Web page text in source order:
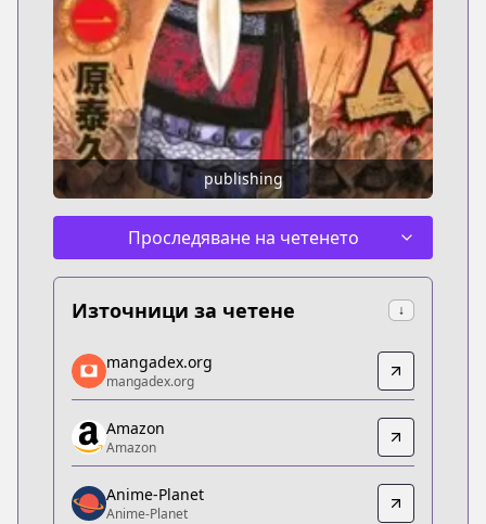
publishing
Проследяване на четенето
Източници за четене ↓
mangadex.org
mangadex.org
https://mangadex.org/title/077a3fed-1634-424f-
Amazon
Amazon
https://www.amazon.co.jp/dp/B07GX5ZWRX
Anime-Planet
mangadex.org
mangadex.org
Amazon
Amazon
Anime-Planet
Anime-Planet